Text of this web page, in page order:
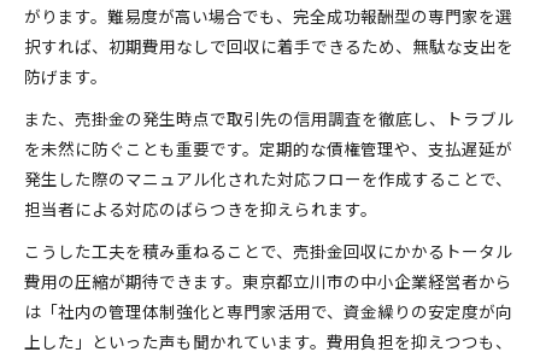
がります。難易度が高い場合でも、完全成功報酬型の専門家を選
択すれば、初期費用なしで回収に着手できるため、無駄な支出を
防げます。
また、売掛金の発生時点で取引先の信用調査を徹底し、トラブル
を未然に防ぐことも重要です。定期的な債権管理や、支払遅延が
発生した際のマニュアル化された対応フローを作成することで、
担当者による対応のばらつきを抑えられます。
こうした工夫を積み重ねることで、売掛金回収にかかるトータル
費用の圧縮が期待できます。東京都立川市の中小企業経営者から
は「社内の管理体制強化と専門家活用で、資金繰りの安定度が向
上した」といった声も聞かれています。費用負担を抑えつつも、